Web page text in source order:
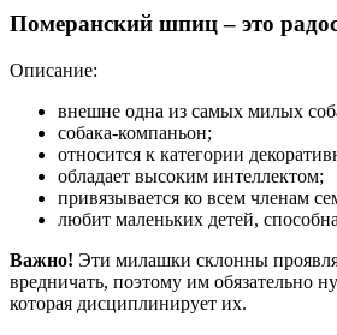
Померанский шпиц – это
Описание:
внешне одна из самых милых
собака-компаньон;
относится к категории
обладает высоким интеллектом;
привязывается ко всем членам
любит маленьких детей,
Важно! Эти милашки склонны
вредничать, поэтому им обязательно
которая дисциплинирует их.